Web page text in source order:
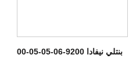
بنتلي نيفادا 9200-06-05-05-00